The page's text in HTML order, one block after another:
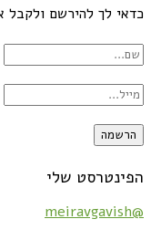
כדאי לך להירשם ולקבל
הפינטרסט שלי
@meiravgavish